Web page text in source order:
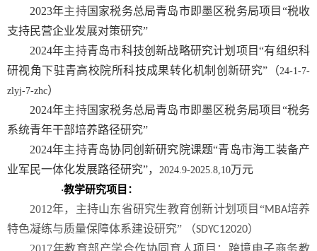
2023年主持国家税务总局青岛市即墨区税务局项目“税收
支持民营企业发展对策研究”
2024年主持青岛市科技创新战略研究计划项目“有组织科
研视角下驻青高校院所科技成果转化机制创新研究”（24-1-7-
zlyj-7-zhc）
2024年主持国家税务总局青岛市即墨区税务局项目“税务
系统青年干部培养路径研究”
2024年主持青岛协同创新研究院课题“青岛市海工装备产
业军民一体化发展路径研究”， 2024.9-2025.8,10万元
·教学研究项目：
2012年，主持山东省研究生教育创新计划项目“MBA培养
特色凝练与质量保障体系建设研究” （SDYC12020）